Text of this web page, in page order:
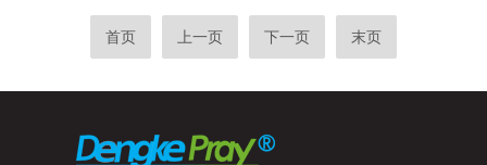
有化学特性和物理性能。它能够高效地促进
氧气的电解反应，从而为气体传感器提供稳
中硅含量的高低直接影响设备运行效率和产
准检测，保障水质安全9210硅表试剂的核
首页 上一页 下一页 末页